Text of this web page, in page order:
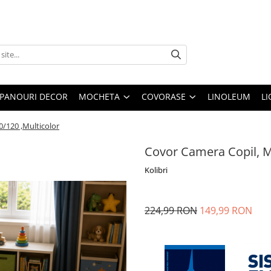
PANOURI DECOR MOCHETA COVORASE LINOLEUM
120 ,Multicolor
Covor Camera Copil,
Kolibri
224,99 RON 149,99 RON